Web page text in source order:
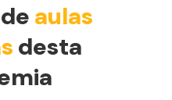
aulas
desta